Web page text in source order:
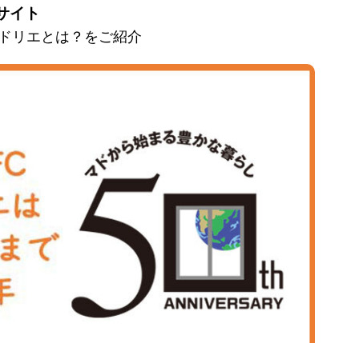
イト
リエとは？をご紹介